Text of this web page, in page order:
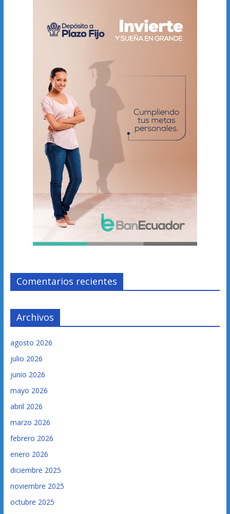
Comentarios recientes
Archivos
agosto 2026
julio 2026
junio 2026
mayo 2026
abril 2026
marzo 2026
febrero 2026
enero 2026
diciembre 2025
noviembre 2025
octubre 2025